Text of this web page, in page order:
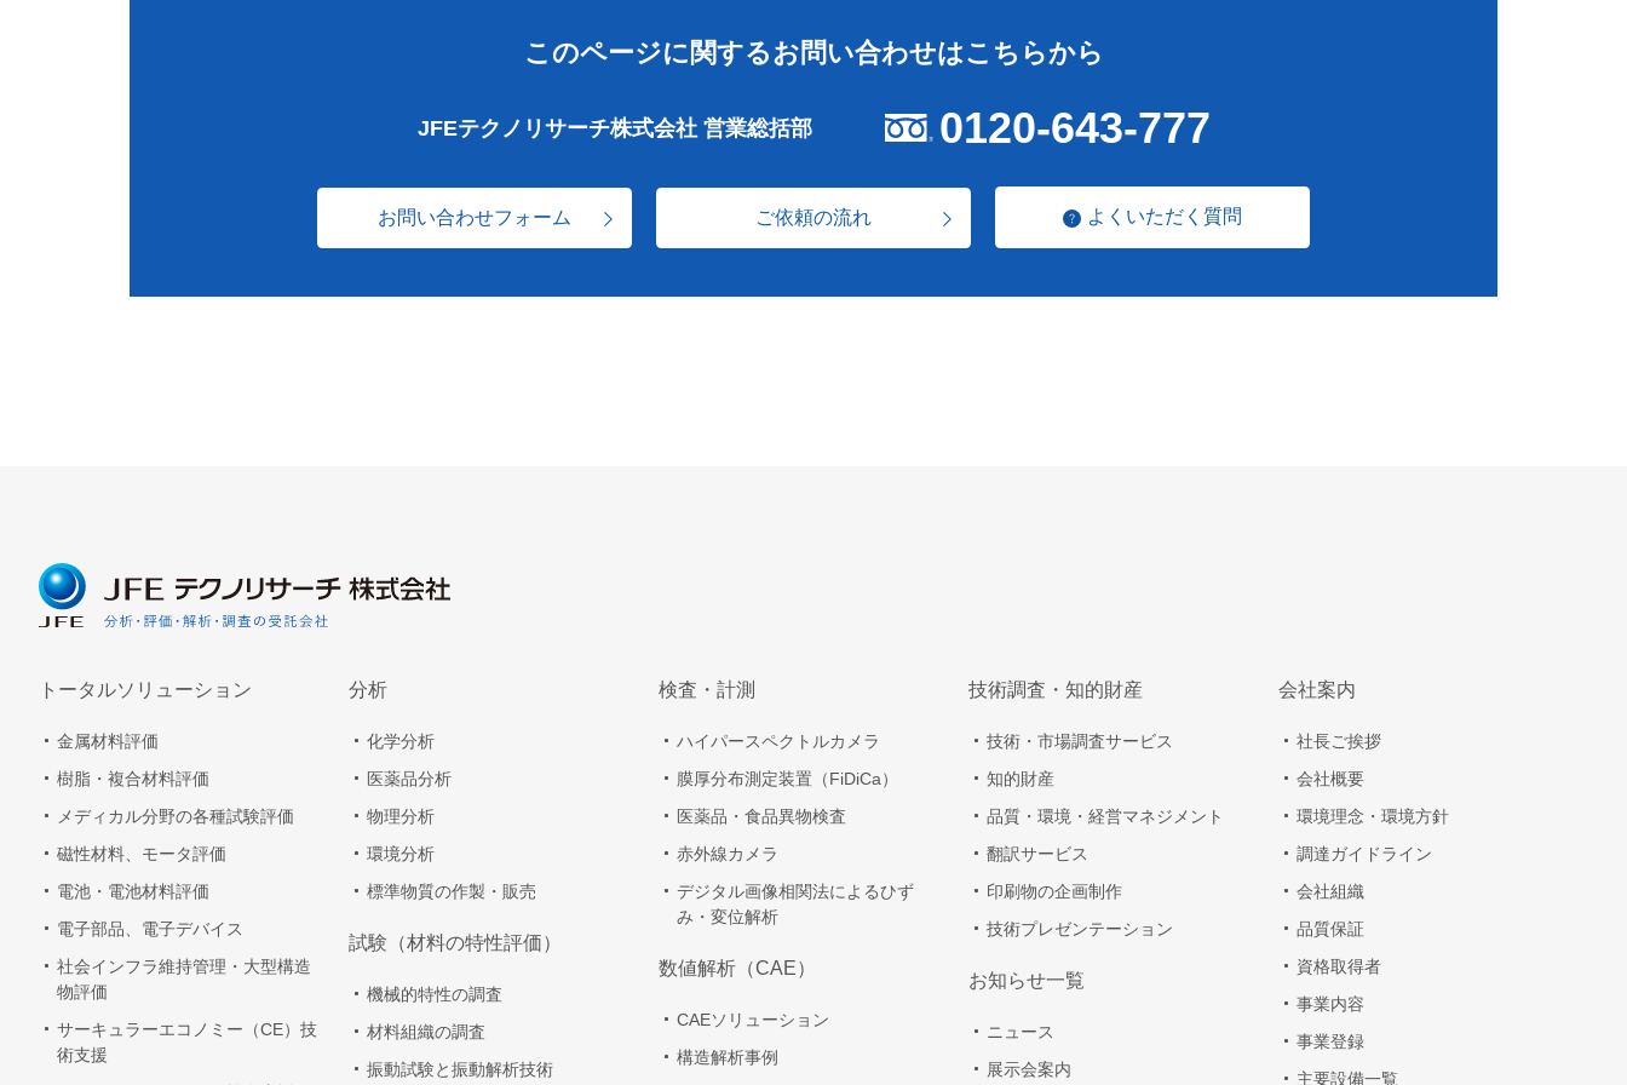
このページに関するお問い合わせはこちらから
JFEテクノリサーチ株式会社 営業総括部 0120-643-777
お問い合わせフォーム ご依頼の流れ よくいただく質問
トータルソリューション
金属材料評価
樹脂・複合材料評価
メディカル分野の各種試験評価
磁性材料、モータ評価
電池・電池材料評価
電子部品、電子デバイス
社会インフラ維持管理・大型構造
物評価
サーキュラーエコノミー（CE）技
術支援
分析
化学分析
医薬品分析
物理分析
環境分析
標準物質の作製・販売
試験（材料の特性評価）
機械的特性の調査
材料組織の調査
振動試験と振動解析技術
検査・計測
ハイパースペクトルカメラ
膜厚分布測定装置（FiDiCa）
医薬品・食品異物検査
赤外線カメラ
デジタル画像相関法によるひず
み・変位解析
数値解析（CAE）
CAEソリューション
構造解析事例
技術調査・知的財産
技術・市場調査サービス
知的財産
品質・環境・経営マネジメント
翻訳サービス
印刷物の企画制作
技術プレゼンテーション
お知らせ一覧
ニュース
展示会案内
会社案内
社長ご挨拶
会社概要
環境理念・環境方針
調達ガイドライン
会社組織
品質保証
資格取得者
事業内容
事業登録
主要設備一覧